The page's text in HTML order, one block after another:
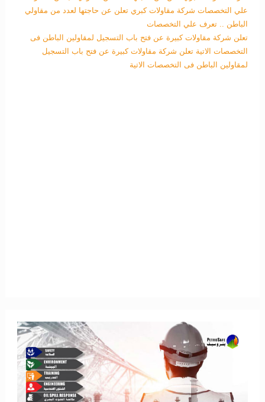
علي التخصصات شركة مقاولات كبري تعلن عن حاجتها لعدد من مقاولي
الباطن .. تعرف علي التخصصات
تعلن شركة مقاولات كبيرة عن فتح باب التسجيل لمقاولين الباطن فى
التخصصات الاتية تعلن شركة مقاولات كبيرة عن فتح باب التسجيل
لمقاولين الباطن فى التخصصات الاتية